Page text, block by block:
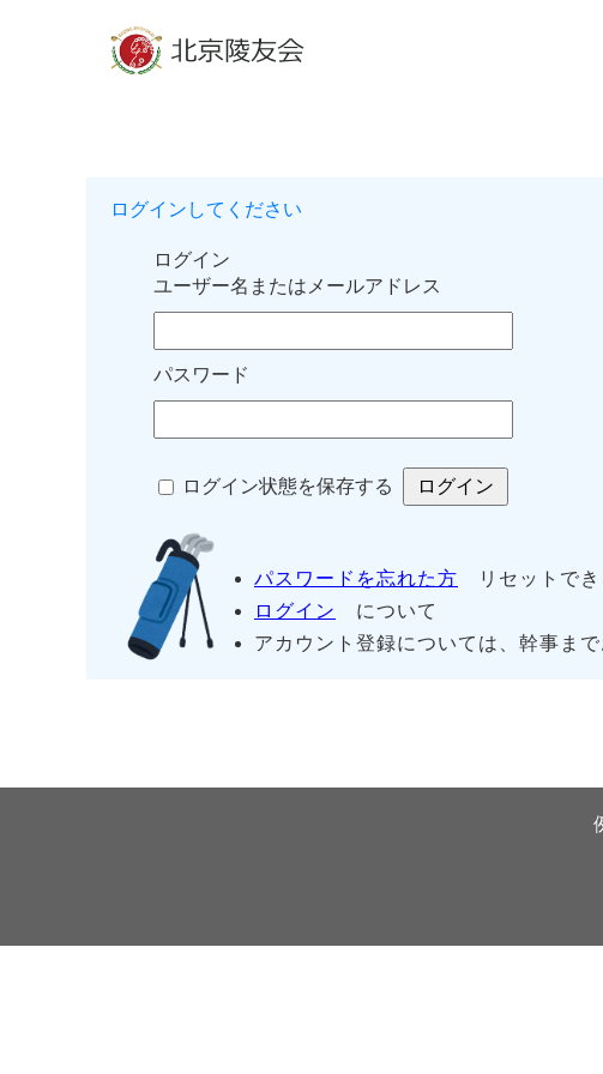
ログインしてください
ログイン
ユーザー名またはメールアドレス
パスワード
ログイン状態を保存する
パスワードを忘れた方 リセットでき
ログイン
について
アカウント登録については、幹事まで